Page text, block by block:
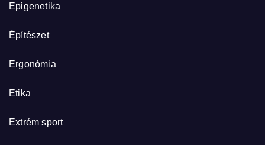
Epigenetika
Építészet
Ergonómia
Etika
Extrém sport